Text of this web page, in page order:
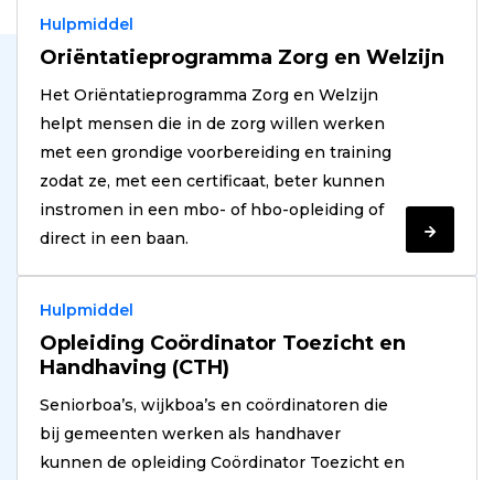
Hulpmiddel
Oriëntatieprogramma Zorg en Welzijn
Het Oriëntatieprogramma Zorg en Welzijn
helpt mensen die in de zorg willen werken
met een grondige voorbereiding en training
zodat ze, met een certificaat, beter kunnen
instromen in een mbo- of hbo-opleiding of
direct in een baan.
Verder
lezen
Hulpmiddel
Opleiding Coördinator Toezicht en
Handhaving (CTH)
Seniorboa’s, wijkboa’s en coördinatoren die
bij gemeenten werken als handhaver
kunnen de opleiding Coördinator Toezicht en